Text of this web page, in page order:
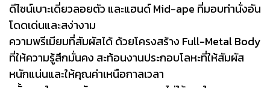
ดีไซน์เบาะเดี่ยวลอยตัว และแฮนด์ Mid-ape ที่มอบท่านั่งอัน
โดดเด่นและสง่างาม
ความพรีเมียมที่สัมผัสได้ ด้วยโครงสร้าง Full-Metal Body
ที่ให้ความรู้สึกมั่นคง สะท้อนงานประกอบโลหะที่ให้สัมผัส
หนักแน่นและให้คุณค่าเหนือกาลเวลา